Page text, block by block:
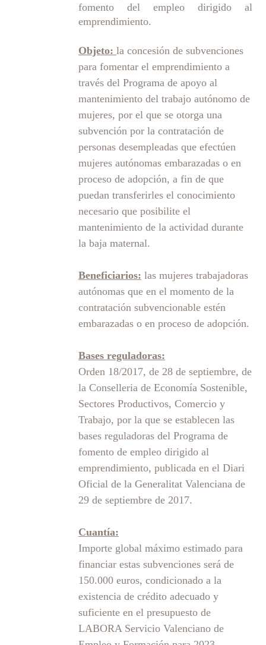
fomento del empleo dirigido al
emprendimiento.
Objeto: la concesión de subvenciones
para fomentar el emprendimiento a
través del Programa de apoyo al
mantenimiento del trabajo autónomo de
mujeres, por el que se otorga una
subvención por la contratación de
personas desempleadas que efectúen
mujeres autónomas embarazadas o en
proceso de adopción, a fin de que
puedan transferirles el conocimiento
necesario que posibilite el
mantenimiento de la actividad durante
la baja maternal.
Beneficiarios: las mujeres trabajadoras
autónomas que en el momento de la
contratación subvencionable estén
embarazadas o en proceso de adopción.
Bases reguladoras:
Orden 18/2017, de 28 de septiembre, de
la Conselleria de Economía Sostenible,
Sectores Productivos, Comercio y
Trabajo, por la que se establecen las
bases reguladoras del Programa de
fomento de empleo dirigido al
emprendimiento, publicada en el Diari
Oficial de la Generalitat Valenciana de
29 de septiembre de 2017.
Cuantía:
Importe global máximo estimado para
financiar estas subvenciones será de
150.000 euros, condicionado a la
existencia de crédito adecuado y
suficiente en el presupuesto de
LABORA Servicio Valenciano de